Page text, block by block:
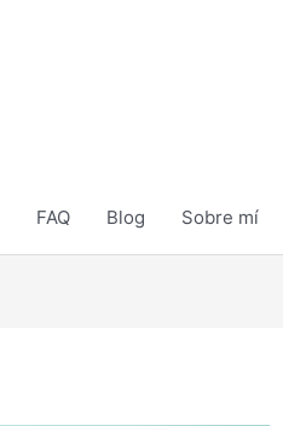
FAQ Blog Sobre mí